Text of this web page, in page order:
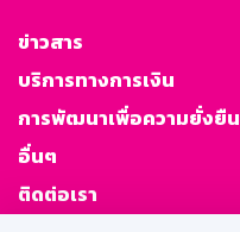
ข่าวสาร
บริการทางการเงิน
การพัฒนาเพื่อความยั่งยืน
อื่นๆ
ติดต่อเรา